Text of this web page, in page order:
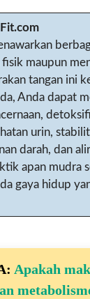
maupun
tangan ini
Anda dapat
urin,
darah, dan
apan mudra
gaya hidup
Apakah